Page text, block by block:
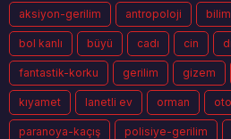
aksiyon-gerilim antropoloji
bol kanlı büyü cadı cin
fantastik-korku gerilim gizem
kıyamet lanetli ev orman
paranoya-kaçış polisiye-gerilim